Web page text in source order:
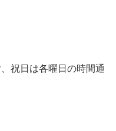
祝日は各曜日の時間通